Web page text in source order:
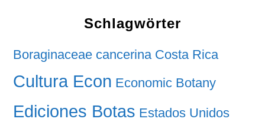
Schlagwörter
Boraginaceae cancerina Costa Rica
Cultura Econ Economic Botany
Ediciones Botas Estados Unidos